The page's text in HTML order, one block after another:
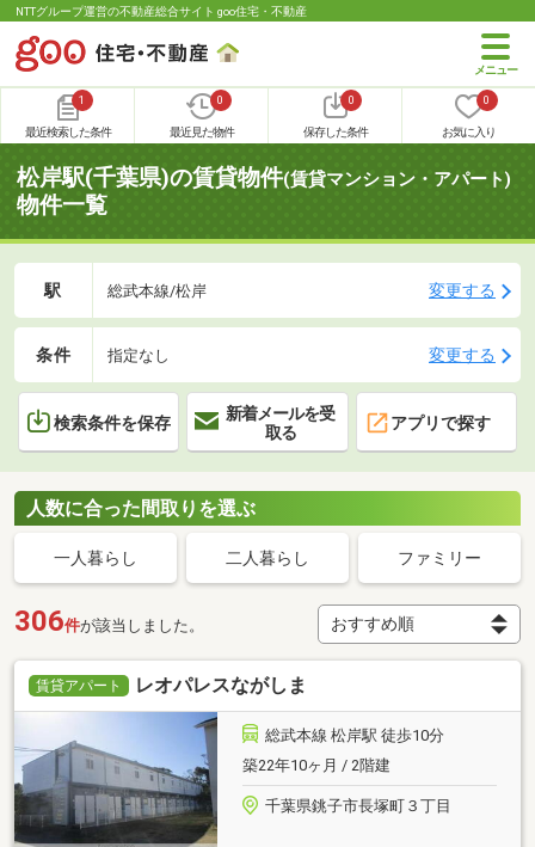
NTTグループ運営の不動産総合サイト goo住宅・不動産
1
最近検索した条件
0
最近見た物件
0
保存した条件
0
お気に入り
松岸駅(千葉県)の賃貸物件(賃貸マンション・アパート)
物件一覧
駅 総武本線/松岸 変更する
条件 指定なし 変更する
検索条件を保存
新着メールを受
取る
アプリで探す
人数に合った間取りを選ぶ
一人暮らし 二人暮らし ファミリー
306件が該当しました。
賃貸アパート レオパレスながしま
総武本線 松岸駅 徒歩10分
築22年10ヶ月 / 2階建
千葉県銚子市長塚町３丁目